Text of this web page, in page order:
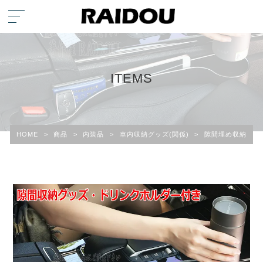
ITEMS
HOME > 商品 > 内装品 > 車内収納グッズ(関係) > 隙間埋め収納・